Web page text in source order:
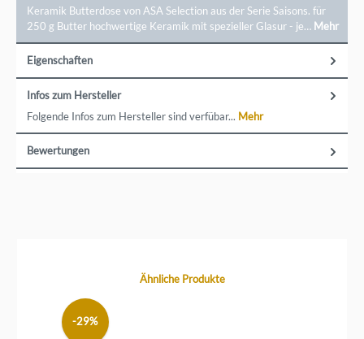
Keramik Butterdose von ASA Selection aus der Serie Saisons. für
250 g Butter hochwertige Keramik mit spezieller Glasur - je… Mehr
Eigenschaften
Infos zum Hersteller
Folgende Infos zum Hersteller sind verfübar... Mehr
Bewertungen
Produktgalerie überspringenÄhnliche Produkte
-29%